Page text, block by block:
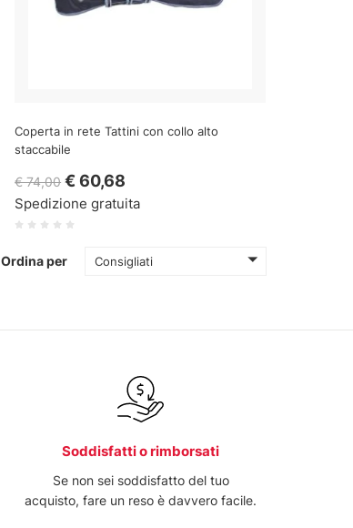
Coperta in rete Tattini con collo alto
staccabile
€ 74,00 € 60,68
Spedizione gratuita
Ordina per Consigliati
Soddisfatti o rimborsati
Se non sei soddisfatto del tuo
acquisto, fare un reso è davvero facile.